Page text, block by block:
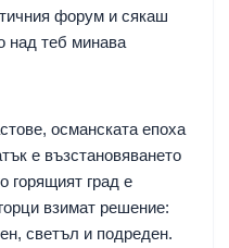
форум и сякаш
над теб минава
османската епоха
е възстановяването
горящият град е
взимат решение:
светъл и подреден.